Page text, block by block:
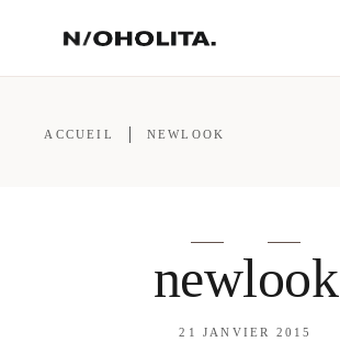
ACCUEIL NEWLOOK
newlook
21 JANVIER 2015